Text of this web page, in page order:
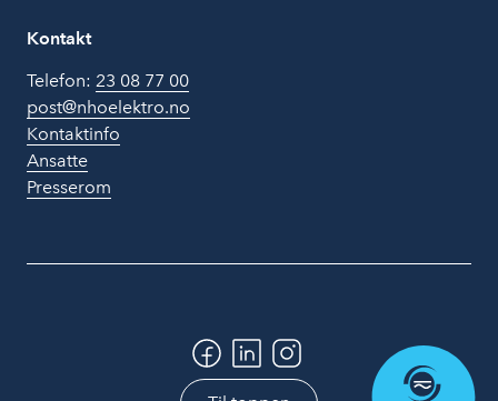
Kontakt
Telefon: 23 08 77 00
post@nhoelektro.no
Kontaktinfo
Ansatte
Presserom